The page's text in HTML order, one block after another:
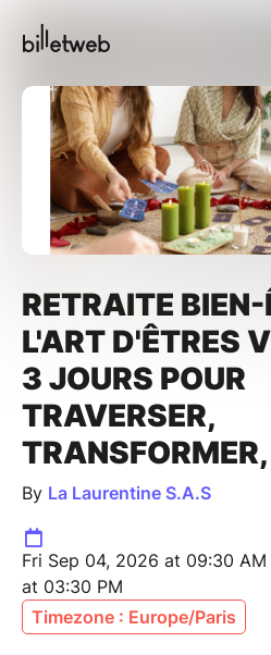
RETRAITE
L'ART D'ÊTRES
3 JOURS POUR
TRAVERSER,
By La Laurentine S.A.S
Fri Sep 04, 2026 at 09:30
at 03:30 PM
Timezone : Europe/Paris